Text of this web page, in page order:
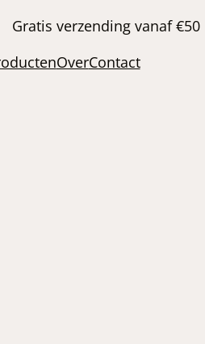
verzending
OverContact